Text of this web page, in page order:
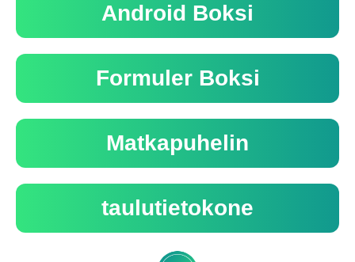
Android Boksi
Formuler Boksi
Matkapuhelin
taulutietokone